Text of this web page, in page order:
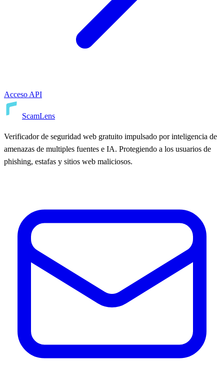
Acceso API
ScamLens
Verificador de seguridad web gratuito impulsado por inteligencia de
amenazas de multiples fuentes e IA. Protegiendo a los usuarios de
phishing, estafas y sitios web maliciosos.